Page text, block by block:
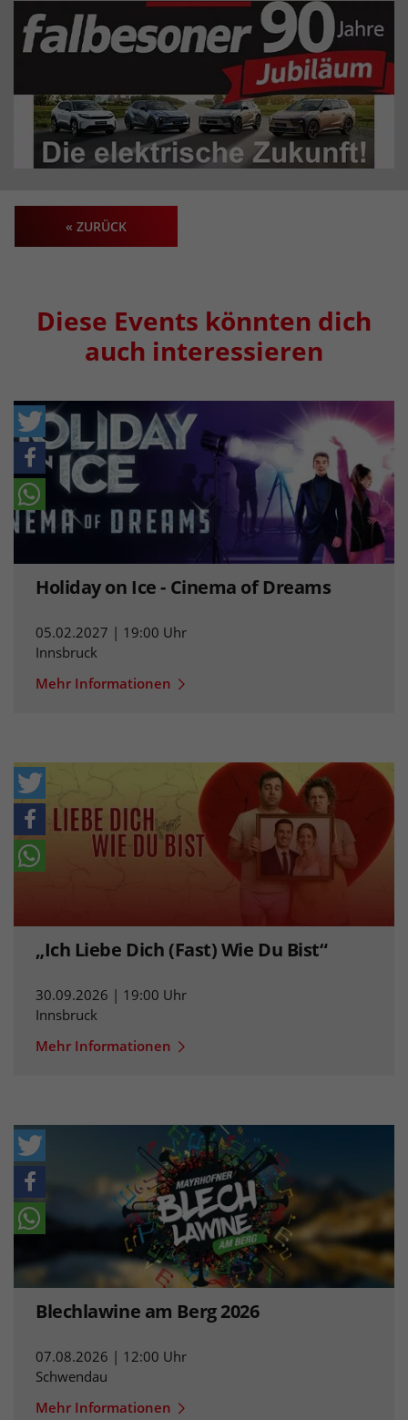
« ZURÜCK
Diese Events könnten dich
auch interessieren
Holiday on Ice - Cinema of Dreams
05.02.2027 | 19:00 Uhr
Innsbruck
Mehr Informationen
„Ich Liebe Dich (Fast) Wie Du Bist“
30.09.2026 | 19:00 Uhr
Innsbruck
Mehr Informationen
Blechlawine am Berg 2026
07.08.2026 | 12:00 Uhr
Schwendau
Mehr Informationen